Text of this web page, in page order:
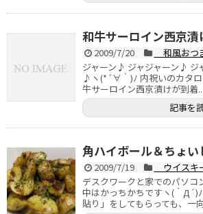
和牛サーロイン西京漬
2009/7/20
和風おつ
ジャーン♪ ジャジャーン♪ ジ
♪ヽ(*´∀｀)ﾉ 内祝いのカタ
牛サーロイン西京漬けが到着...
記事を
角ハイボール＆ちょい
2009/7/19
ウイスキ
デスクワークと家でのパソコ
中はかっちかちですヽ(｀Д´)
貼り」をしてもらっても、一